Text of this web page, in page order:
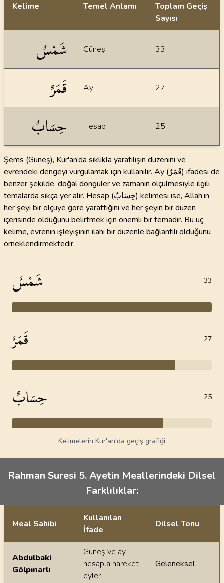
Kelime Temel Anlamı
Toplam Geçiş
Sayısı
شَمْسٌ Güneş 33
قَمَرٌ Ay 27
حِسَابٌ Hesap 25
Şems (Güneş), Kur'an’da sıklıkla yaratılışın düzenini ve
evrendeki dengeyi vurgulamak için kullanılır. Ay (قَمَرٌ) ifadesi de
benzer şekilde, doğal döngüler ve zamanın ölçülmesiyle ilgili
temalarda sıkça yer alır. Hesap (حِسَابٌ) kelimesi ise, Allah’ın
her şeyi bir ölçüye göre yarattığını ve her şeyin bir düzen
içerisinde olduğunu belirtmek için önemli bir temadır. Bu üç
kelime, evrenin işleyişinin ilahi bir düzenle bağlantılı olduğunu
örneklendirmektedir.
شَمْسٌ 33
قَمَرٌ 27
حِسَابٌ 25
Kelimelerin Kur'an'da geçiş grafiği
Rahman Suresi 5. Ayetin Meallerindeki Dilsel
Farklılıklar:
Ayetin meallerindeki dilsel farklılıklar
Meal Sahibi
Kullanılan
İfade
Dilsel Tonu
Abdulbaki
Gölpınarlı
Güneş ve ay,
hesapla hareket
eyler.
Geleneksel